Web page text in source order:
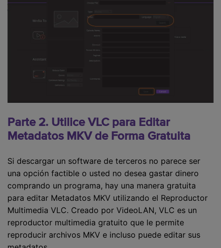
Parte 2. Utilice VLC para Editar
Metadatos MKV de Forma Gratuita
Si descargar un software de terceros no parece ser
una opción factible o usted no desea gastar dinero
comprando un programa, hay una manera gratuita
para editar Metadatos MKV utilizando el Reproductor
Multimedia VLC. Creado por VideoLAN, VLC es un
reproductor multimedia gratuito que le permite
reproducir archivos MKV e incluso puede editar sus